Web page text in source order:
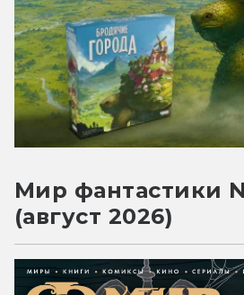
Мир фантастики
(август 2026)